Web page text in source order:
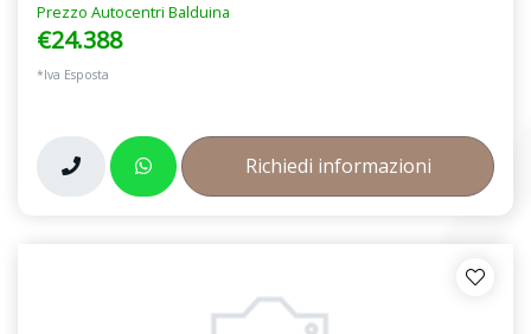
Prezzo Autocentri Balduina
€24.388
*Iva Esposta
Richiedi informazioni